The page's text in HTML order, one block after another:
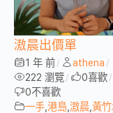
滶晨出價單
1 年 前 / athena /
222 瀏覽 / 0喜歡 /
0不喜歡
一手 港島 滶晨 黃